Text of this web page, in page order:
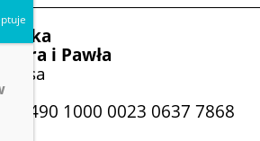
i Pawła
Nysa
1490 1000 0023 0637 7868